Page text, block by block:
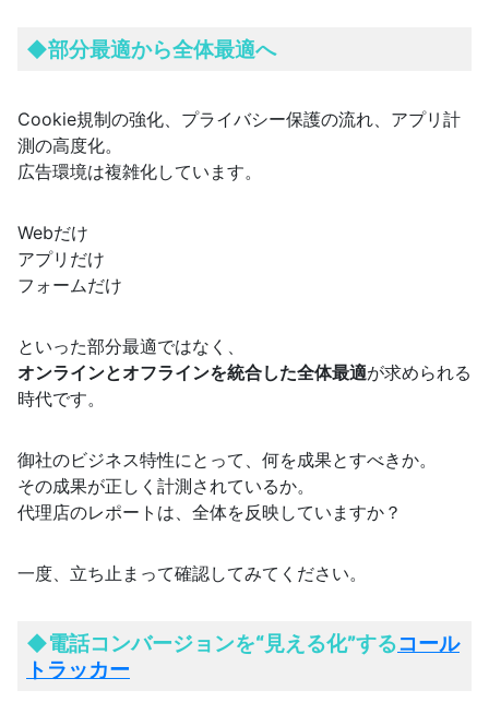
◆部分最適から全体最適へ
Cookie規制の強化、プライバシー保護の流れ、アプリ計
測の高度化。
広告環境は複雑化しています。
Webだけ
アプリだけ
フォームだけ
といった部分最適ではなく、
オンラインとオフラインを統合した全体最適が求められる
時代です。
御社のビジネス特性にとって、何を成果とすべきか。
その成果が正しく計測されているか。
代理店のレポートは、全体を反映していますか？
一度、立ち止まって確認してみてください。
◆電話コンバージョンを“見える化”するコール
トラッカー